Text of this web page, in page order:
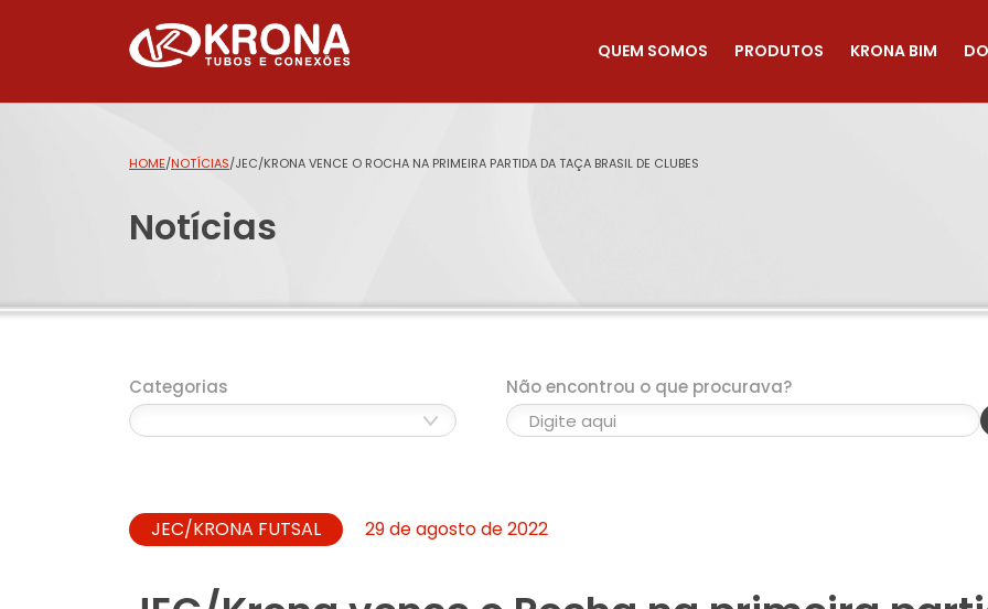
QUEM SOMOS PRODUTOS KRONA BIM
HOME/NOTÍCIAS/JEC/KRONA VENCE O ROCHA NA PRIMEIRA PARTIDA DA TAÇA BRASIL DE CLUBES
Notícias
Categorias Não encontrou o que procurava?
JEC/KRONA FUTSAL 29 de agosto de 2022